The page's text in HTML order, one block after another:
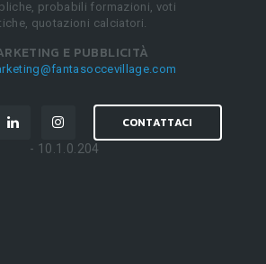
probabili formazioni, voti
quotazioni calciatori.
E PUBBLICITÀ
CONTATTACI
- 10.1.0.204